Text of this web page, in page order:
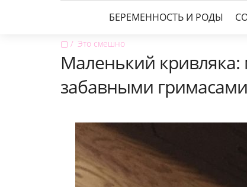
БЕРЕМЕННОСТЬ И РОДЫ
▢ Это смешно
Маленький
забавными гримасами